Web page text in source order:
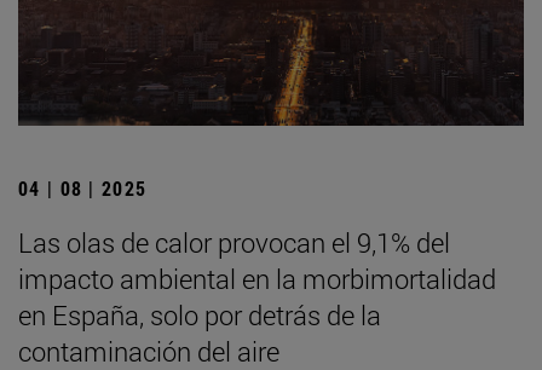
04 | 08 | 2025
Las olas de calor provocan el 9,1% del
impacto ambiental en la morbimortalidad
en España, solo por detrás de la
contaminación del aire